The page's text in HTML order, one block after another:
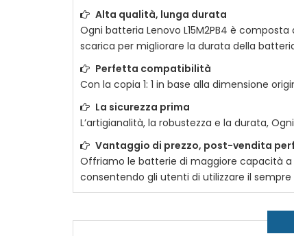
Alta qualità, lunga durata
Ogni batteria Lenovo L15M2PB4 è composta
scarica per migliorare la durata della
Perfetta compatibilità
Con la copia 1: 1 in base alla dimensione
La sicurezza prima
L’artigianalità, la robustezza e la durata,
Vantaggio di prezzo, post-vendita
Offriamo le batterie di maggiore capacità
consentendo gli utenti di utilizzare il